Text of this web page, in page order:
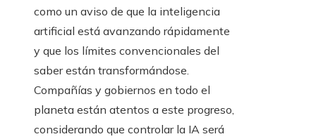
como un aviso de que la inteligencia
artificial está avanzando rápidamente
y que los límites convencionales del
saber están transformándose.
Compañías y gobiernos en todo el
planeta están atentos a este progreso,
considerando que controlar la IA será